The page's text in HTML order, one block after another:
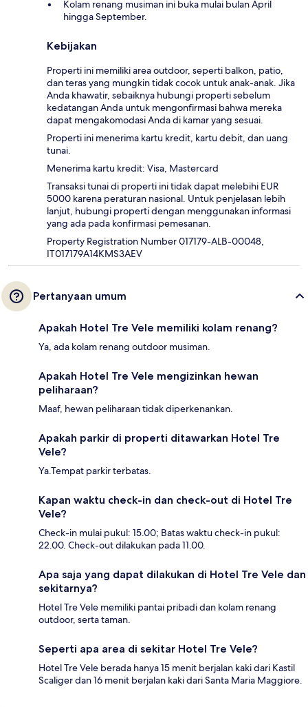
Kolam renang musiman ini buka mulai bulan April
hingga September.
Kebijakan
Properti ini memiliki area outdoor, seperti balkon, patio,
dan teras yang mungkin tidak cocok untuk anak-anak. Jika
Anda khawatir, sebaiknya hubungi properti sebelum
kedatangan Anda untuk mengonfirmasi bahwa mereka
dapat mengakomodasi Anda di kamar yang sesuai.
Properti ini menerima kartu kredit, kartu debit, dan uang
tunai.
Menerima kartu kredit: Visa, Mastercard
Transaksi tunai di properti ini tidak dapat melebihi EUR
5000 karena peraturan nasional. Untuk penjelasan lebih
lanjut, hubungi properti dengan menggunakan informasi
yang ada pada konfirmasi pemesanan.
Property Registration Number 017179-ALB-00048,
IT017179A14KMS3AEV
Pertanyaan umum
Apakah Hotel Tre Vele memiliki kolam renang?
Ya, ada kolam renang outdoor musiman.
Apakah Hotel Tre Vele mengizinkan hewan
peliharaan?
Maaf, hewan peliharaan tidak diperkenankan.
Apakah parkir di properti ditawarkan Hotel Tre
Vele?
Ya.Tempat parkir terbatas.
Kapan waktu check-in dan check-out di Hotel Tre
Vele?
Check-in mulai pukul: 15.00; Batas waktu check-in pukul:
22.00. Check-out dilakukan pada 11.00.
Apa saja yang dapat dilakukan di Hotel Tre Vele dan
sekitarnya?
Hotel Tre Vele memiliki pantai pribadi dan kolam renang
outdoor, serta taman.
Seperti apa area di sekitar Hotel Tre Vele?
Hotel Tre Vele berada hanya 15 menit berjalan kaki dari Kastil
Scaliger dan 16 menit berjalan kaki dari Santa Maria Maggiore.